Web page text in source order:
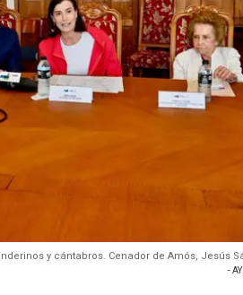
y cántabros. Cenador de Amós, Jesús
-